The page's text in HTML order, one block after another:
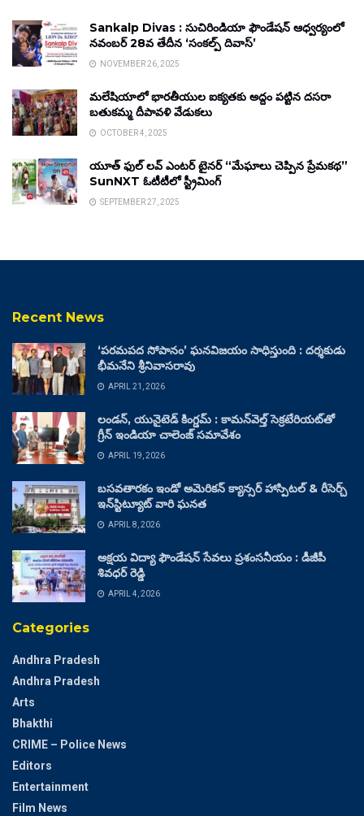
Sankalp Divas : సుచిరిండియా ఫౌండేషన్ ఆధ్వర్యంలో
నవంబర్ 28వ తేదీన ‘సంకల్ప్ దివాస్’
NOVEMBER 26, 2025
మలేషియాలో భారతీయుల ఐక్యతకు అద్దం పట్టిన దసరా
బతుకమ్మ దీపావళి వేడుకలు
OCTOBER 4, 2025
యూత్ ఫుల్ లవ్ ఎంటర్ టైనర్ “మేఘాలు చెప్పిన ప్రేమకథ”
SunNXT ఓటీటీలో స్ట్రీమింగ్
SEPTEMBER 27, 2025
Recent News
‘పరమపద సోపానం’ ఘనవిజయం సాధిస్తుంది : దర్శకుడు
భీమనేని శ్రీనివాసరావు
APRIL 21, 2026
లండన్, యునైటెడ్ కింగ్డమ్ : కామన్‌వెల్త్ సెక్రటేరియట్‌తో
గ్రీన్ ఇండియా చాలెంజ్ సమావేశం
APRIL 19, 2026
బసవతారకం ఇండో అమెరికన్ క్యాన్సర్ హాస్పిటల్ & రీసెర్చ్
ఇన్‌స్టిట్యూట్ వారి ఘనత
APRIL 8, 2026
అక్షయ విద్యా ఫౌండేషన్ సేవలు ప్రశంసనీయం : డీజీపీ
శివధర్ రెడ్డి
APRIL 4, 2026
Categories
Andhra Pradesh
Andhra Pradesh
Arts
Bhakthi
CRIME – Police News
Editors
Entertainment
Film News